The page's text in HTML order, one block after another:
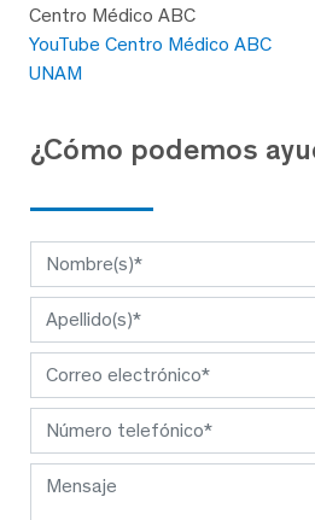
Centro Médico ABC
YouTube Centro Médico ABC
UNAM
¿Cómo podemos